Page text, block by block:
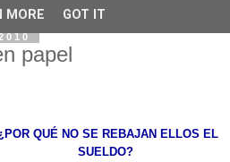
papel
QUÉ NO SE REBAJAN ELLOS EL
SUELDO?
MORE GOT IT